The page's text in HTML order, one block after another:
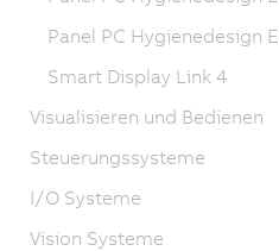
Panel PC Hygienedesign
Smart Display Link 4
Visualisieren und Bedienen
Steuerungssysteme
I/O Systeme
Vision Systeme